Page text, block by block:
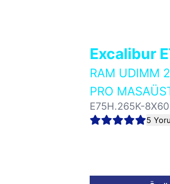
Excalibur
RAM UDIMM
PRO
E75H.265K-
5